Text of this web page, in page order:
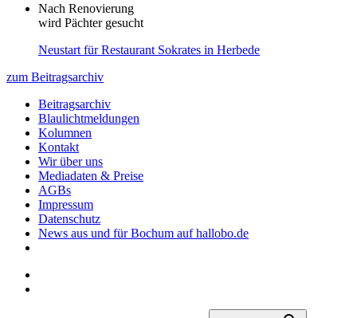
Nach Renovierung
wird Pächter gesucht
Neustart für Restaurant Sokrates in Herbede
zum Beitragsarchiv
Beitragsarchiv
Blaulichtmeldungen
Kolumnen
Kontakt
Wir über uns
Mediadaten & Preise
AGBs
Impressum
Datenschutz
News aus und für Bochum auf hallobo.de